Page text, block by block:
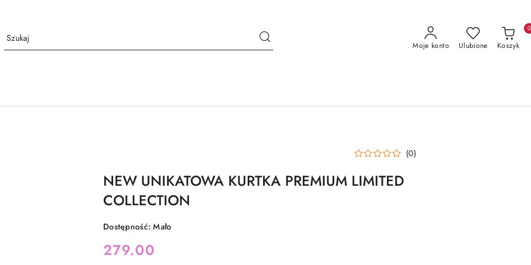
Moje konto Ulubione Koszyk
0
(0)
NEW UNIKATOWA KURTKA PREMIUM LIMITED
COLLECTION
Dostępność:Mało
cena:
279.00